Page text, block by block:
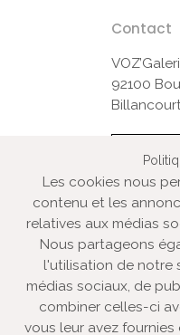
Contact
92100
©
Les cookies nous
contenu et les
relatives aux médias
Nous partageons
l'utilisation de notre
médias sociaux, de
combiner celles-ci
vous leur avez